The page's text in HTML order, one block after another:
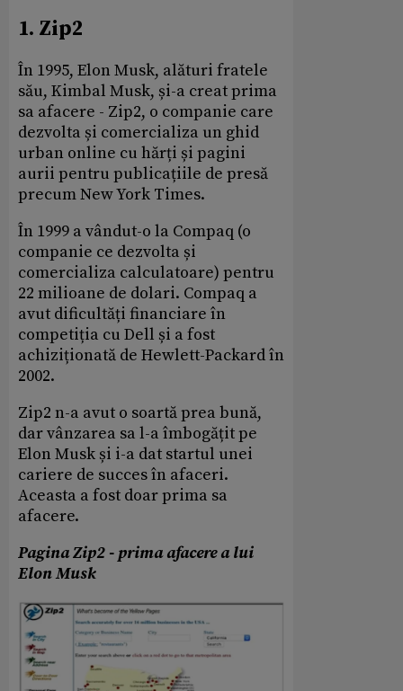
1. Zip2
În 1995, Elon Musk, alături fratele
său, Kimbal Musk, și-a creat prima
sa afacere - Zip2, o companie care
dezvolta și comercializa un ghid
urban online cu hărți și pagini
aurii pentru publicațiile de presă
precum New York Times.
În 1999 a vândut-o la Compaq (o
companie ce dezvolta și
comercializa calculatoare) pentru
22 milioane de dolari. Compaq a
avut dificultăți financiare în
competiția cu Dell și a fost
achiziționată de Hewlett-Packard în
2002.
Zip2 n-a avut o soartă prea bună,
dar vânzarea sa l-a îmbogățit pe
Elon Musk și i-a dat startul unei
cariere de succes în afaceri.
Aceasta a fost doar prima sa
afacere.
Pagina Zip2 - prima afacere a lui
Elon Musk